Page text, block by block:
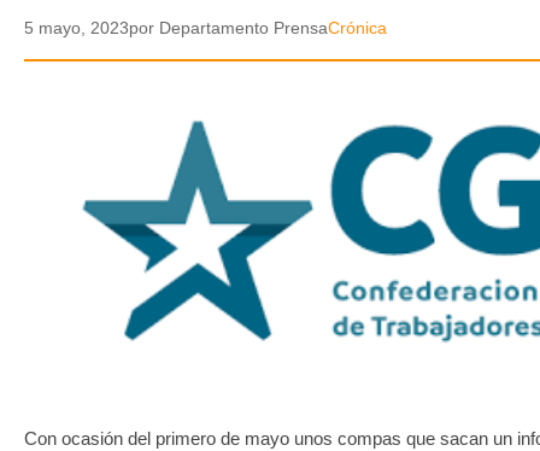
VIDEOS
GALERIA DE FOTOS
APP MÓVIL
TRANSPARENCIA
5 mayo, 2023por Departamento PrensaCrónica
Con ocasión del primero de mayo unos compas que sacan un